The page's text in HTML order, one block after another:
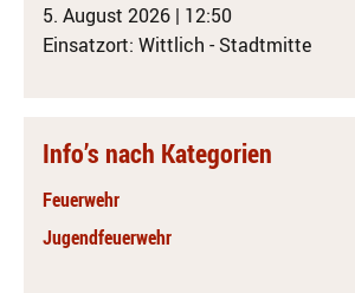
5. August 2026 | 12:50
Einsatzort: Wittlich - Stadtmitte
Info’s nach Kategorien
Feuerwehr
Jugendfeuerwehr